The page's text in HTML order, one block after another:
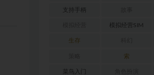
支持手柄
模拟经营SIM
生存
索
菜鸟入门